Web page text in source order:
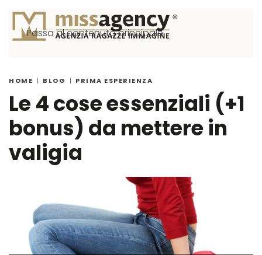
Passa al contenuto principale
HOME BLOG PRIMA ESPERIENZA
Le 4 cose essenziali (+1
bonus) da mettere in
valigia